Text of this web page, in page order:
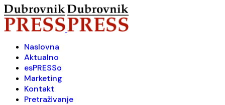
Naslovna
Aktualno
esPRESSo
Marketing
Kontakt
Pretraživanje